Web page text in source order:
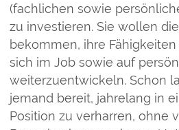
(fachlichen sowie
zu investieren. Sie wollen
bekommen, ihre
sich im Job sowie auf
weiterzuentwickeln. Schon
jemand bereit, jahrelang in
Position zu verharren, ohne